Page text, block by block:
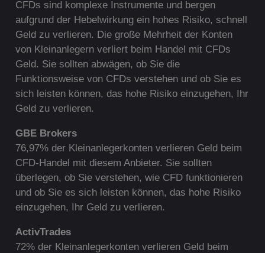
CFDs sind komplexe Instrumente und bergen
aufgrund der Hebelwirkung ein hohes Risiko, schnell
Geld zu verlieren. Die große Mehrheit der Konten
von Kleinanlegern verliert beim Handel mit CFDs
Geld. Sie sollten abwägen, ob Sie die
Funktionsweise von CFDs verstehen und ob Sie es
sich leisten können, das hohe Risiko einzugehen, Ihr
Geld zu verlieren.
GBE Brokers
76,97% der Kleinanlegerkonten verlieren Geld beim
CFD-Handel mit diesem Anbieter. Sie sollten
überlegen, ob Sie verstehen, wie CFD funktionieren
und ob Sie es sich leisten können, das hohe Risiko
einzugehen, Ihr Geld zu verlieren.
ActivTrades
72% der Kleinanlegerkonten verlieren Geld beim